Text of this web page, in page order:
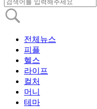
전체뉴스
피플
헬스
라이프
컬처
머니
테마